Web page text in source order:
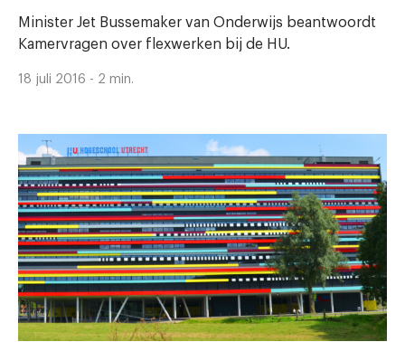
Minister Jet Bussemaker van Onderwijs beantwoordt
Kamervragen over flexwerken bij de HU.
18 juli 2016 - 2 min.